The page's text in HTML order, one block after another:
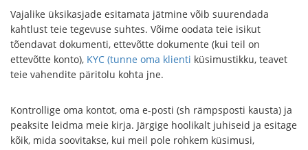
Vajalike üksikasjade esitamata jätmine võib suurendada
kahtlust teie tegevuse suhtes. Võime oodata teie isikut
tõendavat dokumenti, ettevõtte dokumente (kui teil on
ettevõtte konto), KYC (tunne oma klienti küsimustikku, teavet
teie vahendite päritolu kohta jne.
Kontrollige oma kontot, oma e-posti (sh rämpsposti kausta) ja
peaksite leidma meie kirja. Järgige hoolikalt juhiseid ja esitage
kõik, mida soovitakse, kui meil pole rohkem küsimusi,